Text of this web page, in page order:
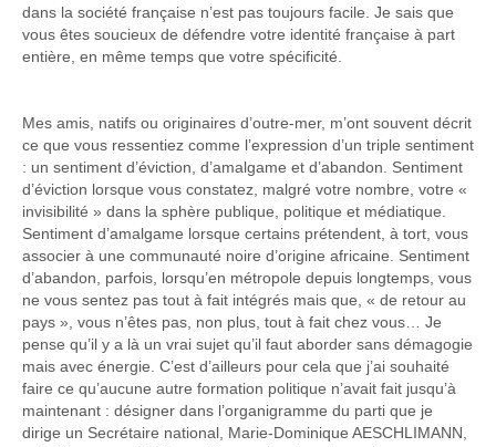
dans la société française n’est pas toujours facile. Je sais que
vous êtes soucieux de défendre votre identité française à part
entière, en même temps que votre spécificité.
Mes amis, natifs ou originaires d’outre-mer, m’ont souvent décrit
ce que vous ressentiez comme l’expression d’un triple sentiment
: un sentiment d’éviction, d’amalgame et d’abandon. Sentiment
d’éviction lorsque vous constatez, malgré votre nombre, votre «
invisibilité » dans la sphère publique, politique et médiatique.
Sentiment d’amalgame lorsque certains prétendent, à tort, vous
associer à une communauté noire d’origine africaine. Sentiment
d’abandon, parfois, lorsqu’en métropole depuis longtemps, vous
ne vous sentez pas tout à fait intégrés mais que, « de retour au
pays », vous n’êtes pas, non plus, tout à fait chez vous… Je
pense qu’il y a là un vrai sujet qu’il faut aborder sans démagogie
mais avec énergie. C’est d’ailleurs pour cela que j’ai souhaité
faire ce qu’aucune autre formation politique n’avait fait jusqu’à
maintenant : désigner dans l’organigramme du parti que je
dirige un Secrétaire national, Marie-Dominique AESCHLIMANN,